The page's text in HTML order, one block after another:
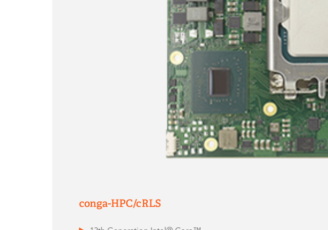
conga-HPC/cRLS